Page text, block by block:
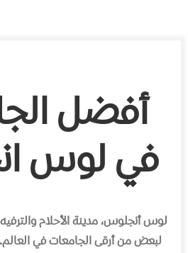
أفضل
في لوس
لوس أنجلوس، مدينة الأحلام
لبعض من أرقى الجامعات في